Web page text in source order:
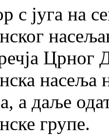
с југа на
Црног
насеља
а даље
групе.